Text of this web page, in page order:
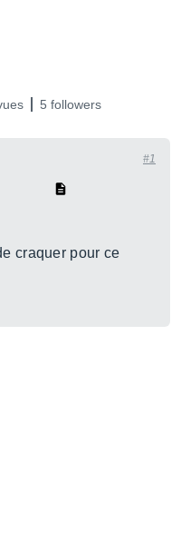
5 followers
#1
craquer pour ce